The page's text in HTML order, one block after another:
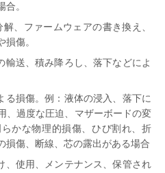
。
、ファームウェアの書き換え、
傷。
輸送、積み降ろし、落下などによ
る損傷。例：液体の浸入、落下に
、過度な圧迫、マザーボードの変
かな物理的損傷、ひび割れ、折
損傷、断線、芯の露出がある場合
、使用、メンテナンス、保管され